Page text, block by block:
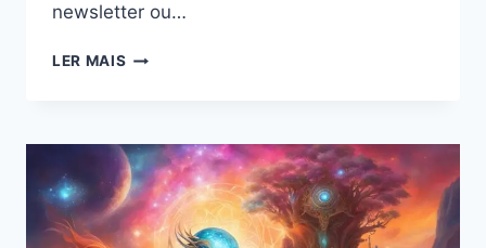
newsletter ou…
LER MAIS OTIMIZAÇÃO
DE
IA
PARA
AUMENTAR
A